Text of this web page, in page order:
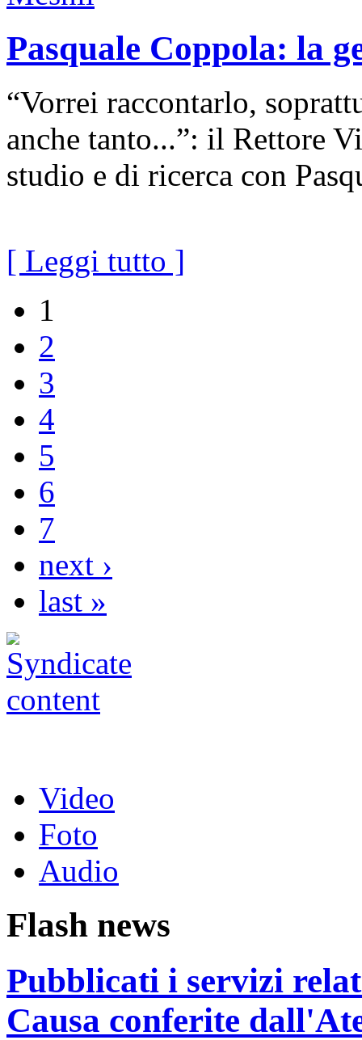
Pasquale Coppola: la
“Vorrei raccontarlo,
anche tanto...”: il Rettore
studio e di ricerca con
[ Leggi tutto ]
1
2
3
4
5
6
7
next ›
last »
Video
Foto
Audio
Flash news
Pubblicati i servizi
Causa conferite